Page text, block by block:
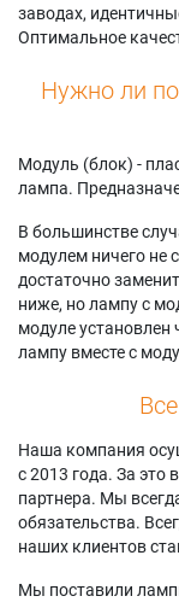
заводах,
Оптимальное
Нужно ли
Модуль (блок) -
лампа.
В большинстве
модулем ничего не
достаточно
ниже, но лампу с
модуле
лампу вместе с
Наша компания
с 2013 года. За
партнера. Мы
обязательства.
наших клиентов
Мы поставили